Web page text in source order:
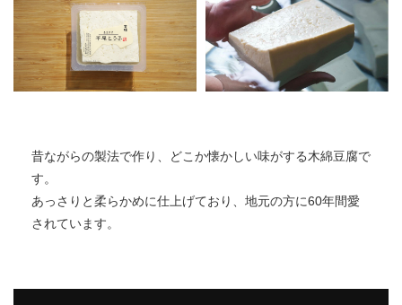
昔ながらの製法で作り、どこか懐かしい味がする木綿豆腐で
す。
あっさりと柔らかめに仕上げており、地元の方に60年間愛
されています。